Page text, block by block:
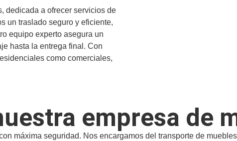
dedicada a ofrecer servicios de
un traslado seguro y eficiente,
equipo experto asegura un
hasta la entrega final. Con
como comerciales,
empresa de
máxima seguridad. Nos encargamos del transporte de